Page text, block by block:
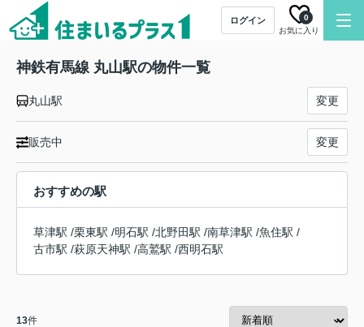
ログイン
お気に入り
0
神鉄有馬線 丸山駅の物件一覧
丸山駅 変更
販売中 変更
おすすめの駅
草津駅 /栗東駅 /明石駅 /北野田駅 /南草津駅 /魚住駅 /
古市駅 /萩原天神駅 /高鷲駅 /西明石駅
13件